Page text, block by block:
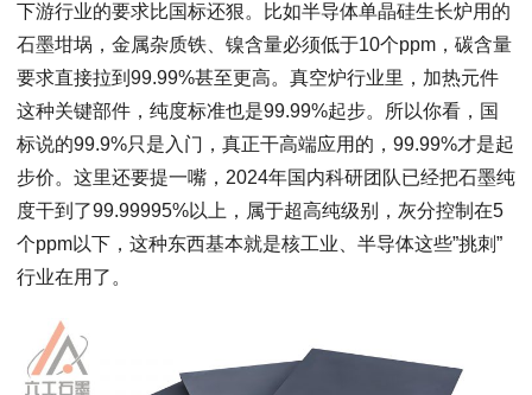
下游行业的要求比国标还狠。比如半导体单晶硅生长炉用的
石墨坩埚，金属杂质铁、镍含量必须低于10个ppm，碳含量
要求直接拉到99.99%甚至更高。真空炉行业里，加热元件
这种关键部件，纯度标准也是99.99%起步。所以你看，国
标说的99.9%只是入门，真正干高端应用的，99.99%才是起
步价。这里还要提一嘴，2024年国内科研团队已经把石墨纯
度干到了99.99995%以上，属于超高纯级别，灰分控制在5
个ppm以下，这种东西基本就是核工业、半导体这些”挑刺”
行业在用了。